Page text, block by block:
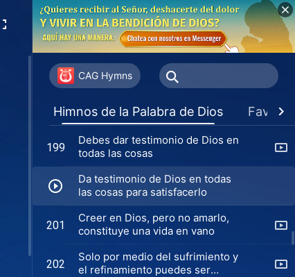
CAG Hymns
Himnos de la Palabra de Dios
las pruebas
195
Abandonar la carne es practicar
la verdad
197
El significado de rebelarse
contra la carne
198
puedes ver la hermosura de
Dios
199
Debes dar testimonio de Dios en
todas las cosas
Da testimonio de Dios en todas
las cosas para satisfacerlo
201
Creer en Dios, pero no amarlo,
constituye una vida en vano
202
Solo por medio del sufrimiento y
el refinamiento puedes ser